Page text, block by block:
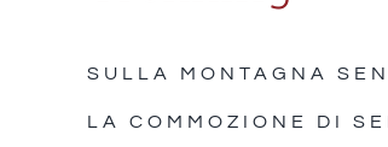
SULLA MONTAGNA
LA COMMOZIONE DI